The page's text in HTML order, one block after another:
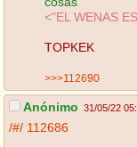
<"EL WENAS
TOPKEK
>>>112690
Anónimo 31/05/22
/#/ 112686